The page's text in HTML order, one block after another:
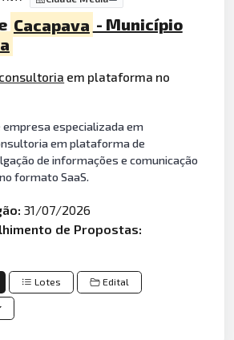
Cacapava - Município
consultoria em plataforma no
empresa especializada em
em plataforma de
de informações e comunicação
formato SaaS.
31/07/2026
de Propostas:
Lotes Edital